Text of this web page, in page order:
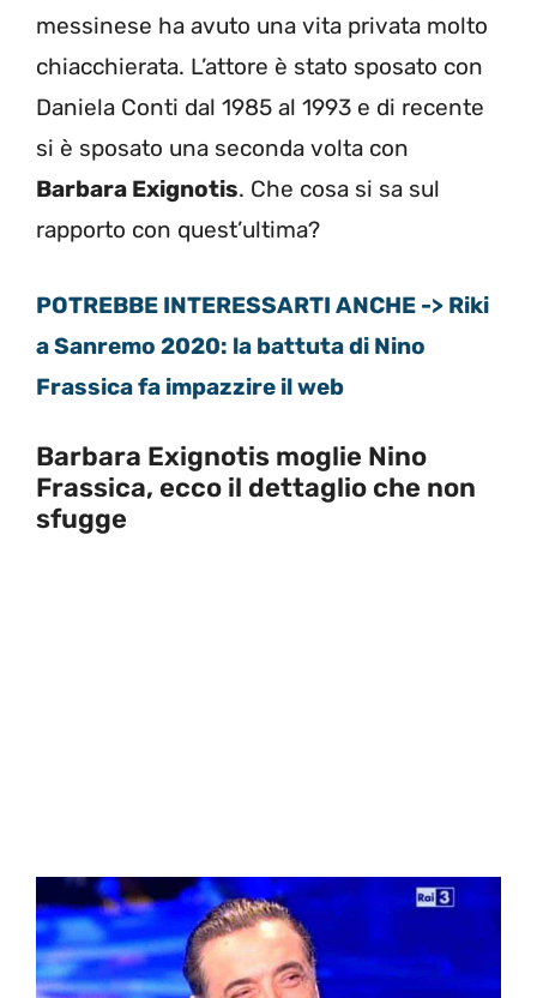
messinese ha avuto una vita privata molto
chiacchierata. L’attore è stato sposato con
Daniela Conti dal 1985 al 1993 e di recente
si è sposato una seconda volta con
Barbara Exignotis. Che cosa si sa sul
rapporto con quest’ultima?
POTREBBE INTERESSARTI ANCHE -> Riki
a Sanremo 2020: la battuta di Nino
Frassica fa impazzire il web
Barbara Exignotis moglie Nino
Frassica, ecco il dettaglio che non
sfugge